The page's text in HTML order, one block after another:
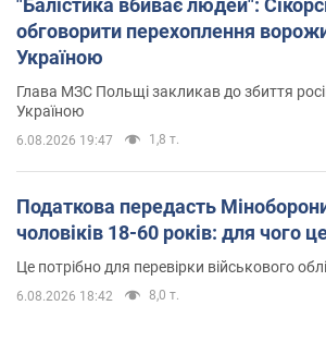
обговорити перехоплення
Україною
Глава МЗС Польщі закликав до збиття
Україною
6.08.2026 19:47 1,8 т.
Податкова передасть
чоловіків 18-60 років: для чого
Це потрібно для перевірки військового
6.08.2026 18:42 8,0 т.